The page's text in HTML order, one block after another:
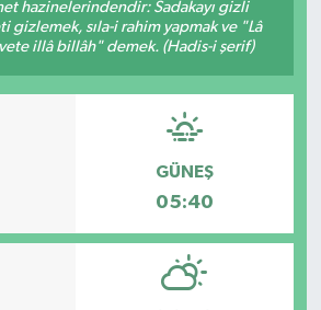
hazinelerindendir: Sadakayı gizli
gizlemek, sıla-i rahim yapmak ve "Lâ
illâ billâh" demek. (Hadis-i şerif)
GÜNEŞ
05:40